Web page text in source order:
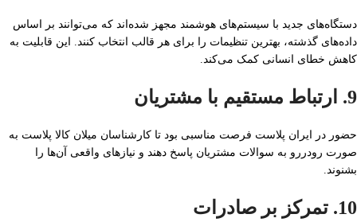
دستگاه‌های جدید با سیستم‌های هوشمند مجهز شده‌اند که می‌توانند بر اساس
داده‌های گذشته، بهترین تنظیمات را برای هر قالب انتخاب کنند. این قابلیت به
کاهش خطای انسانی کمک می‌کند.
9. ارتباط مستقیم با مشتریان
حضور در ایران پلاست فرصت مناسبی بود تا کارشناسان میلان کالا پلاست به
صورت رودررو به سوالات مشتریان پاسخ دهند و نیازهای واقعی آن‌ها را
بشنوند.
10. تمرکز بر صادرات